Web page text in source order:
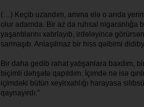
(…) Keçib uzandım, amma elə o anda
olur adamda. Bir az da ruhsal nigaranlığa
yaşantılarını xatırlayıb, irdələyincə
sarmaşıb. Anlaşılmaz bir hiss qəlbimi
Bir daha gedib rahat yatışanlara baxdım,
biçimli dəhşətə qa­pıldım. İçimdə nə isə
içimdəki bütün xeyirxahlığı harayasa
qaynayırdı.”